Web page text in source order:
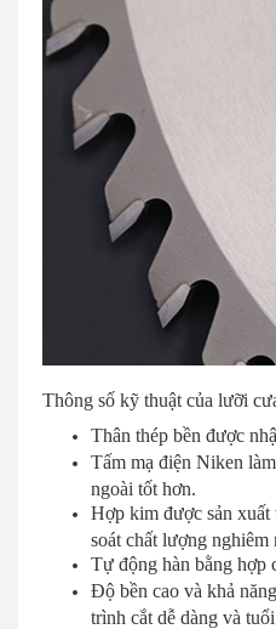
Thông số kỹ thuật của lưỡi
Thân thép bền được
Tấm mạ điện Niken
ngoài tốt hơn.
Hợp kim được sản
soát chất lượng nghiêm
Tự động hàn bằng hợp
Độ bền cao và khả
trình cắt dễ dàng và